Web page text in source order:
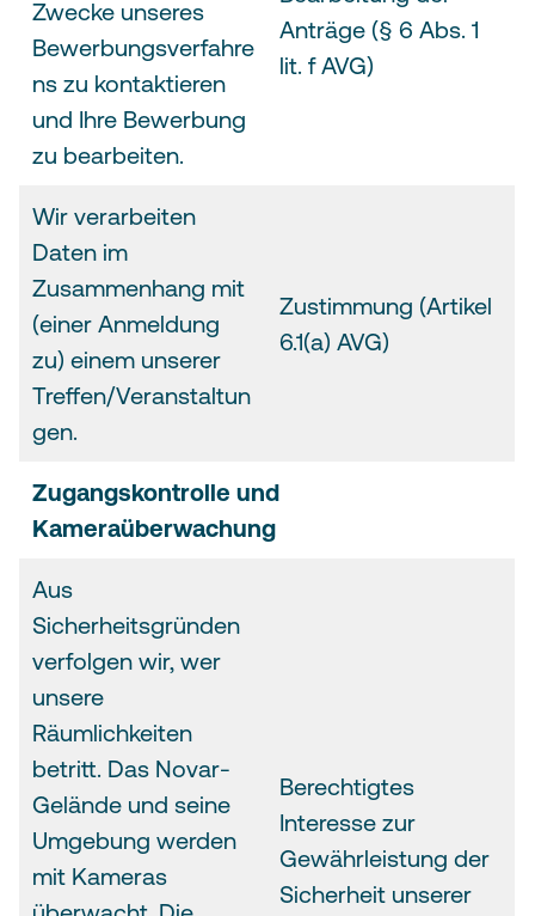
Zwecke unseres
Bewerbungsverfahre
ns zu kontaktieren
und Ihre Bewerbung
zu bearbeiten.
Anträge (§ 6 Abs. 1
lit. f AVG)
Wir verarbeiten
Daten im
Zusammenhang mit
(einer Anmeldung
zu) einem unserer
Treffen/Veranstaltun
gen.
Zustimmung (Artikel
6.1(a) AVG)
Zugangskontrolle und
Kameraüberwachung
Aus
Sicherheitsgründen
verfolgen wir, wer
unsere
Räumlichkeiten
betritt. Das Novar-
Gelände und seine
Umgebung werden
mit Kameras
Berechtigtes
Interesse zur
Gewährleistung der
Sicherheit unserer